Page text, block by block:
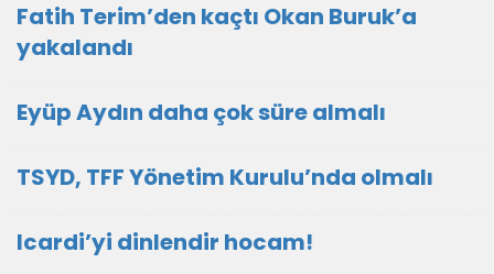
Fatih Terim’den kaçtı Okan Buruk’a
yakalandı
Eyüp Aydın daha çok süre almalı
TSYD, TFF Yönetim Kurulu’nda olmalı
Icardi’yi dinlendir hocam!